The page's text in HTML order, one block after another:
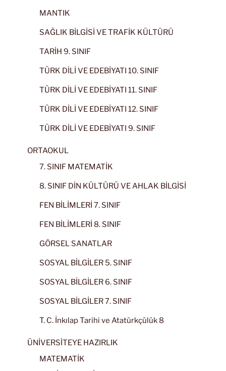
MANTIK
SAĞLIK BİLGİSİ VE TRAFİK KÜLTÜRÜ
TARİH 9. SINIF
TÜRK DİLİ VE EDEBİYATI 10. SINIF
TÜRK DİLİ VE EDEBİYATI 11. SINIF
TÜRK DİLİ VE EDEBİYATI 12. SINIF
TÜRK DİLİ VE EDEBİYATI 9. SINIF
ORTAOKUL
7. SINIF MATEMATİK
8. SINIF DİN KÜLTÜRÜ VE AHLAK BİLGİSİ
FEN BİLİMLERİ 7. SINIF
FEN BİLİMLERİ 8. SINIF
GÖRSEL SANATLAR
SOSYAL BİLGİLER 5. SINIF
SOSYAL BİLGİLER 6. SINIF
SOSYAL BİLGİLER 7. SINIF
T. C. İnkılap Tarihi ve Atatürkçülük 8
ÜNİVERSİTEYE HAZIRLIK
MATEMATİK